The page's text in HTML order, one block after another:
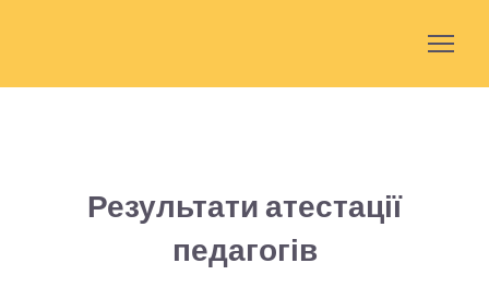
Результати атестації
педагогів